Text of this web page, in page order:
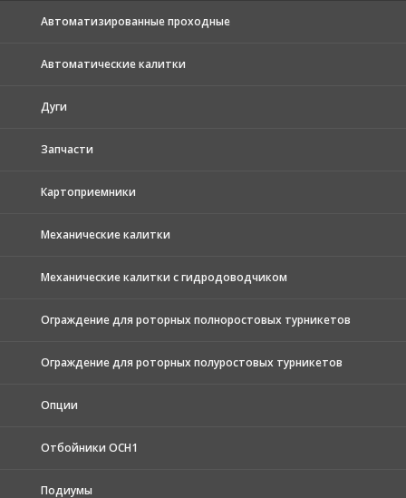
Автоматизированные проходные
Автоматические калитки
Дуги
Запчасти
Картоприемники
Механические калитки
Механические калитки с гидродоводчиком
Ограждение для роторных полноростовых турникетов
Ограждение для роторных полуростовых турникетов
Опции
Отбойники ОСН1
Подиумы